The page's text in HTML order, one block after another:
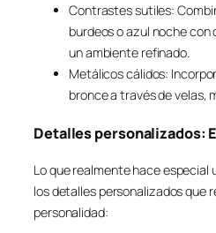
Contrastes sutiles:
burdeos o azul noche
un ambiente refinado.
Metálicos cálidos:
bronce a través de velas,
Detalles personalizados:
Lo que realmente hace especial
los detalles personalizados que
personalidad: